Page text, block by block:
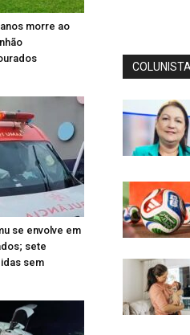
morre ao
se envolve em
sete
sem